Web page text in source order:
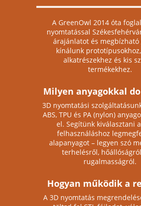
A GreenOwl 2014 óta
nyomtatással
árajánlatot és megbízható
kínálunk
alkatrészekhez és kis
termékekhez.
Milyen anyagokkal
3D nyomtatási szolgáltatásunk
ABS, TPU és PA (nylon)
el. Segítünk kiválasztani
felhasználáshoz
alapanyagot – legyen szó
terhelésről,
rugalmasságról.
Hogyan működik a
A 3D nyomtatás